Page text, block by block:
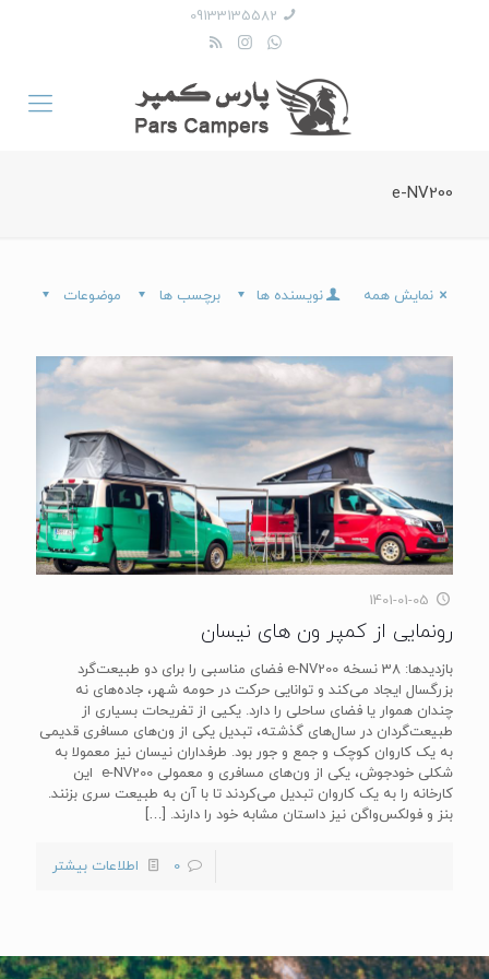
09133135582
e-NV200
موضوعات برچسب ها نویسنده ها نمایش همه
1401-01-05
رونمایی از کمپر ون‌ های نیسان
بازدیدها: 38 نسخه e-NV200 فضای مناسبی را برای دو طبیعت‌گرد
بزرگسال ایجاد می‌کند و توانایی حرکت در حومه شهر، جاده‌های نه
چندان هموار یا فضای ساحلی را دارد. یکیی از تفریحات بسیاری از
طبیعت‌گردان در سال‌های گذشته، تبدیل یکی از ون‌های مسافری قدیمی
به یک کاروان کوچک و جمع و جور بود. طرفداران نیسان نیز معمولا به
شکلی خودجوش، یکی از ون‌های مسافری و معمولی e-NV200 این
کارخانه را به یک کاروان تبدیل می‌کردند تا با آن به طبیعت‌ سری بزنند.
بنز و فولکس‌واگن نیز داستان مشابه خود را دارند. […]
0 اطلاعات بیشتر